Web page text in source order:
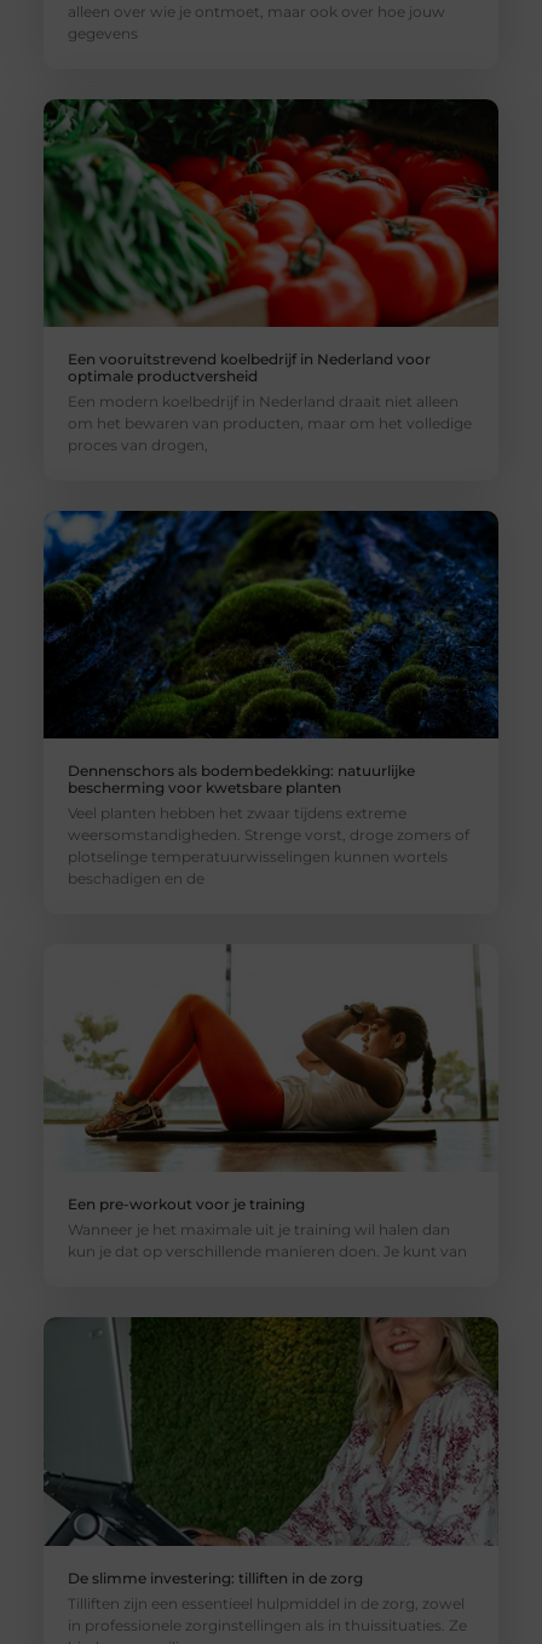
alleen over wie je ontmoet, maar ook over hoe jouw
gegevens
Een vooruitstrevend koelbedrijf in Nederland voor
optimale productversheid
Een modern koelbedrijf in Nederland draait niet alleen
om het bewaren van producten, maar om het volledige
proces van drogen,
Dennenschors als bodembedekking: natuurlijke
bescherming voor kwetsbare planten
Veel planten hebben het zwaar tijdens extreme
weersomstandigheden. Strenge vorst, droge zomers of
plotselinge temperatuurwisselingen kunnen wortels
beschadigen en de
Een pre-workout voor je training
Wanneer je het maximale uit je training wil halen dan
kun je dat op verschillende manieren doen. Je kunt van
De slimme investering: tilliften in de zorg
Tilliften zijn een essentieel hulpmiddel in de zorg, zowel
in professionele zorginstellingen als in thuissituaties. Ze